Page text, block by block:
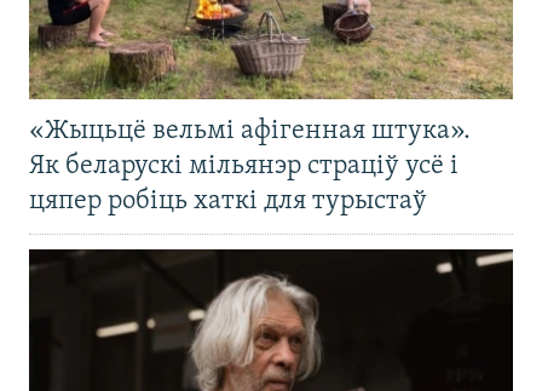
«Жыцьцё вельмі афігенная штука».
Як беларускі мільянэр страціў усё і
цяпер робіць хаткі для турыстаў